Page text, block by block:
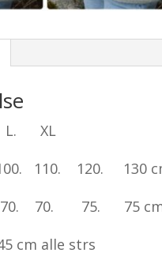
XL
100. 110. 120. 130
70. 75. 75
cm alle strs